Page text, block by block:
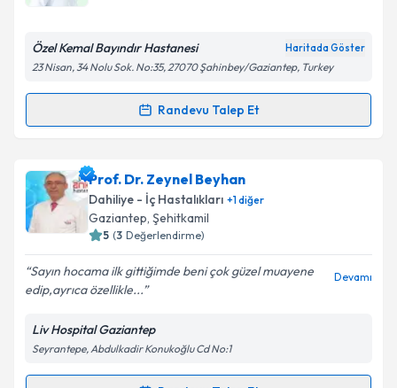
Kişisel verilerimin işlenmesine ilişkin
Metni'ni okudum ve kişisel verilerimin belirtilen
Takvim Talebini Gönder
Özel Kemal Bayındır Hastanesi Haritada Göster
23 Nisan, 34 Nolu Sok. No:35, 27070 Şahinbey/Gaziantep, Turkey
Randevu Talep Et
Randevu Takvimi Talebi
Uzm. Dr. Yakup Demir için randevu takvimi talebi
oluşturun. Size bu uzmandan randevu almanız için bir
takvim hazırlandığında e-posta ile bilgilendireceğiz.
Kişisel verilerimin işlenmesine ilişkin
Metni'ni okudum ve kişisel verilerimin belirtilen
kapsamda işlenmesini kabul ediyorum.
Prof. Dr. Zeynel Beyhan
Dahiliye - İç Hastalıkları +1diğer
Gaziantep, Şehitkamil
5 (3 Değerlendirme)
Sayın hocama ilk gittiğimde beni çok güzel muayene
edip,ayrıca özellikle...
Devamı
Liv Hospital Gaziantep
Seyrantepe, Abdulkadir Konukoğlu Cd No:1